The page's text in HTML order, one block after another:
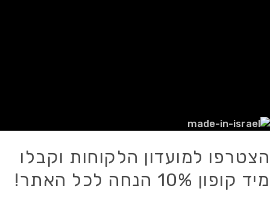
הצטרפו למועדון הלקוחות וקבלו
מיד קופון 10% הנחה לכל האתר!